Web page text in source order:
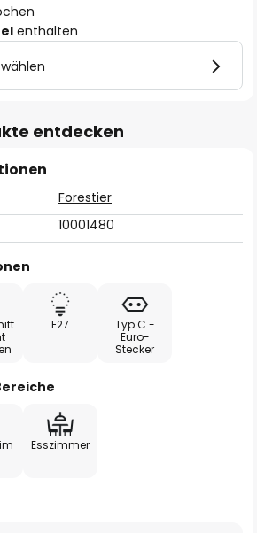
enthalten
entdecken
Forestier
10001480
E27
Typ C -
Euro-
Stecker
Esszimmer